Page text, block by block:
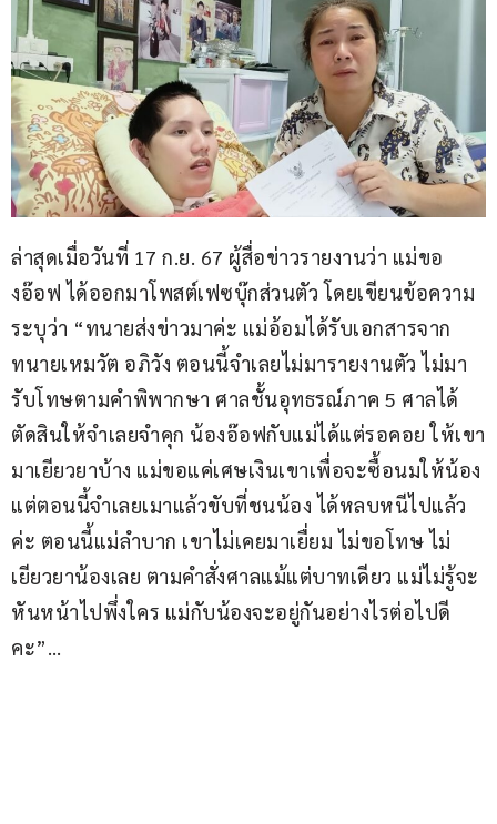
ล่าสุดเมื่อวันที่ 17 ก.ย. 67 ผู้สื่อข่าวรายงานว่า แม่ขอ
งอ๊อฟ ได้ออกมาโพสต์เฟซบุ๊กส่วนตัว โดยเขียนข้อความ
ระบุว่า “ทนายส่งข่าวมาค่ะ แม่อ้อมได้รับเอกสารจาก
ทนายเหมวัต อภิวัง ตอนนี้จำเลยไม่มารายงานตัว ไม่มา
รับโทษตามคำพิพากษา ศาลชั้นอุทธรณ์ภาค 5 ศาลได้
ตัดสินให้จำเลยจำคุก น้องอ๊อฟกับแม่ได้แต่รอคอย ให้เขา
มาเยียวยาบ้าง แม่ขอแค่เศษเงินเขาเพื่อจะซื้อนมให้น้อง
แต่ตอนนี้จำเลยเมาแล้วขับที่ชนน้อง ได้หลบหนีไปแล้ว
ค่ะ ตอนนี้แม่ลำบาก เขาไม่เคยมาเยื่ยม ไม่ขอโทษ ไม่
เยียวยาน้องเลย ตามคำสั่งศาลแม้แต่บาทเดียว แม่ไม่รู้จะ
หันหน้าไปพึ่งใคร แม่กับน้องจะอยู่กันอย่างไรต่อไปดี
คะ”…